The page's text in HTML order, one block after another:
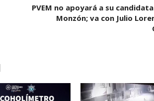
PVEM no apoyará a su
Monzón; va con Julio